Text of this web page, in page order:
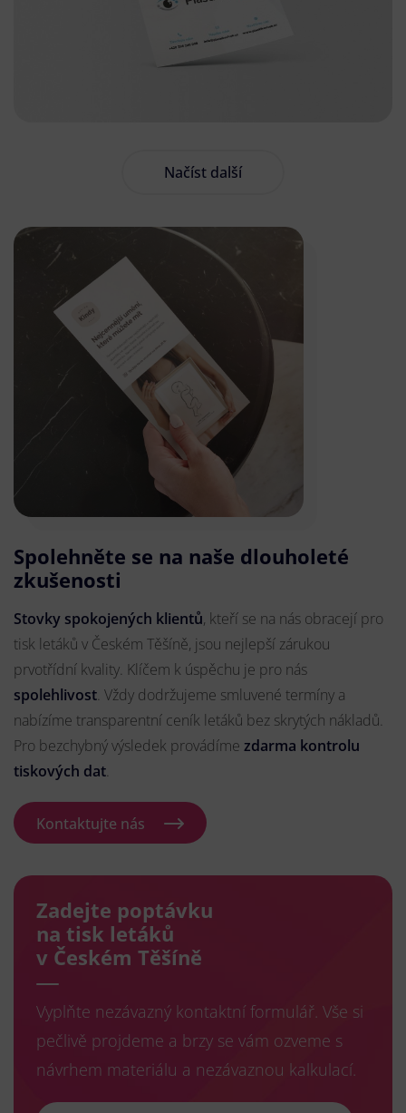
Načíst další
Spolehněte se na naše dlouholeté
zkušenosti
Stovky spokojených klientů, kteří se na nás obracejí pro
tisk letáků v Českém Těšíně, jsou nejlepší zárukou
prvotřídní kvality. Klíčem k úspěchu je pro nás
spolehlivost. Vždy dodržujeme smluvené termíny a
nabízíme transparentní ceník letáků bez skrytých nákladů.
Pro bezchybný výsledek provádíme zdarma kontrolu
tiskových dat.
Kontaktujte nás
Zadejte poptávku
na tisk letáků
v Českém Těšíně
Vyplňte nezávazný kontaktní formulář. Vše si
pečlivě projdeme a brzy se vám ozveme s
návrhem materiálu a nezávaznou kalkulací.